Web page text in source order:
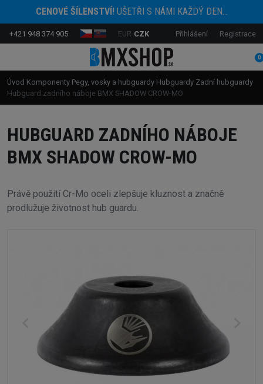
CENOVÉ ŠÍLENSTVÍ!UŠETŘI S NÁMI KAŽDÝ DEN...
+421 948 374 905 EUR CZK Přihlášení Registrace
0
Úvod Komponenty Pegy, vosky a hubguardy Hubguardy Zadní hubguardy
Hubguard zadního náboje BMX SHADOW CROW-MO
HUBGUARD ZADNÍHO NÁBOJE
BMX SHADOW CROW-MO
Právě použití Cr-Mo oceli zlepšuje kluznost a značně
prodlužuje životnost hub guardu.